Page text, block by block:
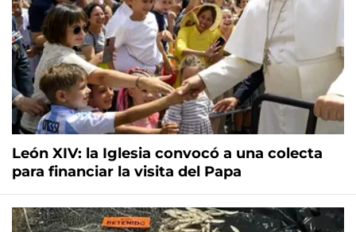
León XIV: la Iglesia convocó a una colecta
para financiar la visita del Papa